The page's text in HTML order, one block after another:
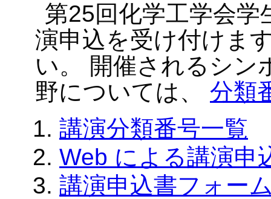
第25回化学工学会
演申込を受け付けま
い。 開催されるシン
野については、 分類
講演分類番号一覧
Web による講演申
講演申込書フォー